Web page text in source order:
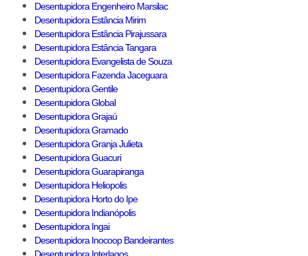
Desentupidora Engenheiro Marsilac
Desentupidora Estância Mirim
Desentupidora Estância Pirajussara
Desentupidora Estância Tangara
Desentupidora Evangelista de Souza
Desentupidora Fazenda Jaceguara
Desentupidora Gentile
Desentupidora Global
Desentupidora Grajaú
Desentupidora Gramado
Desentupidora Granja Julieta
Desentupidora Guacuri
Desentupidora Guarapiranga
Desentupidora Heliopolis
Desentupidora Horto do Ipe
Desentupidora Indianópolis
Desentupidora Ingai
Desentupidora Inocoop Bandeirantes